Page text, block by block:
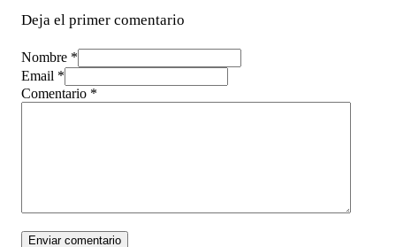
Deja el primer comentario
Nombre *
Email *
Comentario *